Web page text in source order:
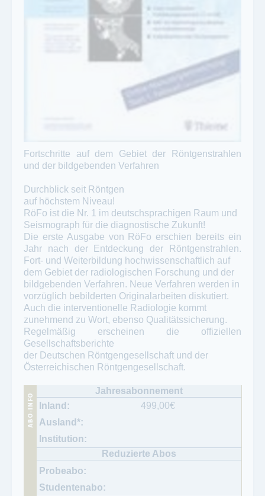
Fortschritte auf dem Gebiet der Röntgenstrahlen
und der bildgebenden Verfahren
Durchblick seit Röntgen
auf höchstem Niveau!
RöFo ist die Nr. 1 im deutschsprachigen Raum und
Seismograph für die diagnostische Zukunft!
Die erste Ausgabe von RöFo erschien bereits ein
Jahr nach der Entdeckung der Röntgenstrahlen.
Fort- und Weiterbildung hochwissenschaftlich auf
dem Gebiet der radiologischen Forschung und der
bildgebenden Verfahren. Neue Verfahren werden in
vorzüglich bebilderten Originalarbeiten diskutiert.
Auch die interventionelle Radiologie kommt
zunehmend zu Wort, ebenso Qualitätssicherung.
Regelmäßig erscheinen die offiziellen
Gesellschaftsberichte
der Deutschen Röntgengesellschaft und der
Österreichischen Röntgengesellschaft.
499,00€